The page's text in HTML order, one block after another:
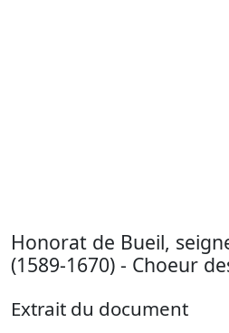
Honorat de Bueil,
(1589-1670) - Choeur
Extrait du document